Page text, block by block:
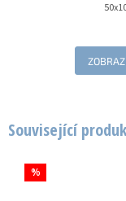
Související
%